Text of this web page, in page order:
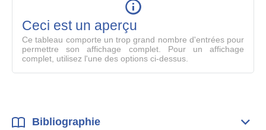
Ceci est un aperçu
Ce tableau comporte un trop grand nombre d'entrées pour
permettre son affichage complet. Pour un affichage
complet, utilisez l'une des options ci-dessus.
Bibliographie